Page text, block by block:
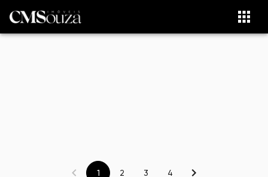
1 2 3 4